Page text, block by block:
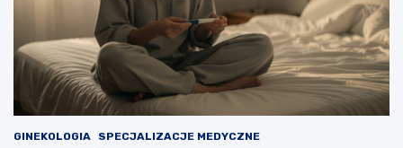
GINEKOLOGIA SPECJALIZACJE MEDYCZNE